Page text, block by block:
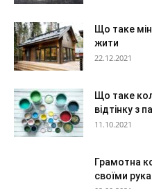
Що таке
жити
22.12.2021
Що таке
відтінку з
11.10.2021
Грамотна
своїми